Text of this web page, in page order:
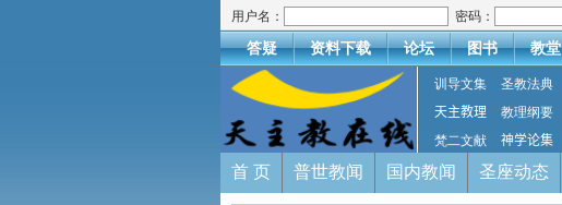
用户名： 密码：
答疑 资料下载 论坛 图书 教堂
训导文集 圣教法典
天主教理
教理纲要
梵二文献
神学论集
首 页 普世教闻 国内教闻 圣座动态